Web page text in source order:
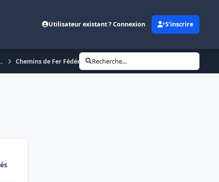
Utilisateur existant ? Connexion S’inscrire
Chemins de Fer Fédéraux Suisses (SBB CFF FFS)
Recherche...